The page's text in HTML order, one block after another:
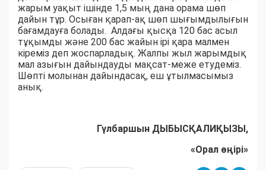
жарым уақыт ішінде 1,5 мың дана орама шөп
дайын тұр. Осыған қарап-ақ шөп шығымдылығын
бағамдауға болады. Алдағы қысқа 120 бас асыл
тұқымды және 200 бас жайын ірі қара малмен
кіреміз деп жоспарладық. Жалпы жыл жарымдық
мал азығын дайындауды мақсат-меже етудеміз.
Шөпті молынан дайындасақ, еш ұтылмасымыз
анық.
Гүлбаршын ДЫБЫСҚАЛИҚЫЗЫ,
«Орал өңірі»